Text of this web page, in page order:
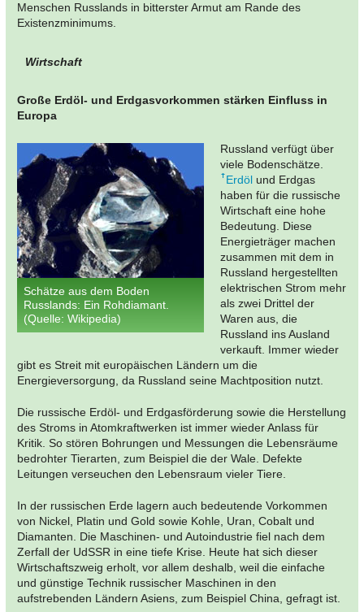
Menschen Russlands in bitterster Armut am Rande des
Existenzminimums.
Wirtschaft
Große Erdöl- und Erdgasvorkommen stärken Einfluss in
Europa
Schätze aus dem Boden
Russlands: Ein Rohdiamant.
(Quelle: Wikipedia)
Russland verfügt über
viele Bodenschätze.
Erdöl und Erdgas
haben für die russische
Wirtschaft eine hohe
Bedeutung. Diese
Energieträger machen
zusammen mit dem in
Russland hergestellten
elektrischen Strom mehr
als zwei Drittel der
Waren aus, die
Russland ins Ausland
verkauft. Immer wieder
gibt es Streit mit europäischen Ländern um die
Energieversorgung, da Russland seine Machtposition nutzt.
Die russische Erdöl- und Erdgasförderung sowie die Herstellung
des Stroms in Atomkraftwerken ist immer wieder Anlass für
Kritik. So stören Bohrungen und Messungen die Lebensräume
bedrohter Tierarten, zum Beispiel die der Wale. Defekte
Leitungen verseuchen den Lebensraum vieler Tiere.
In der russischen Erde lagern auch bedeutende Vorkommen
von Nickel, Platin und Gold sowie Kohle, Uran, Cobalt und
Diamanten. Die Maschinen- und Autoindustrie fiel nach dem
Zerfall der UdSSR in eine tiefe Krise. Heute hat sich dieser
Wirtschaftszweig erholt, vor allem deshalb, weil die einfache
und günstige Technik russischer Maschinen in den
aufstrebenden Ländern Asiens, zum Beispiel China, gefragt ist.